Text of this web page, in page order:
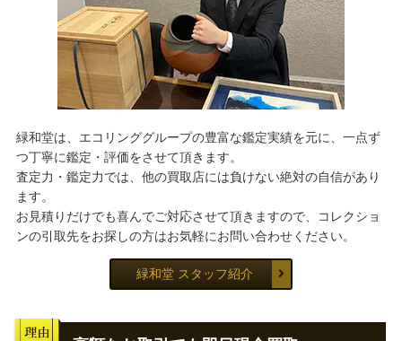
緑和堂は、エコリンググループの豊富な鑑定実績を元に、一点ず
つ丁寧に鑑定・評価をさせて頂きます。
査定力・鑑定力では、他の買取店には負けない絶対の自信があり
ます。
お見積りだけでも喜んでご対応させて頂きますので、コレクショ
ンの引取先をお探しの方はお気軽にお問い合わせください。
緑和堂 スタッフ紹介